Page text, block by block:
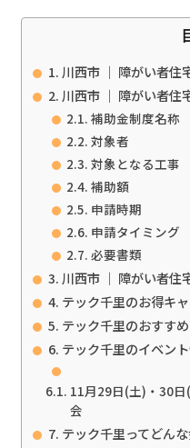
川西市 ｜ 障がい者住
川西市 ｜ 障がい者住
補助金制度名称
対象者
対象となる工事
補助額
申請時期
申請タイミング
必要書類
川西市 ｜ 障がい者住
テック千里のお得キ
テック千里のおすすめ
テック千里のイベント
11月29日(土)・30
会
テック千里ってどん